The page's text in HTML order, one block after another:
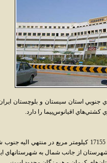
جنوبي استان سيستان و بلوچستان
کشتي‌هاي اقيانوس‌پيما را دارد.
شهرستان چابهار با مساحتي حدود 17155 کيلومتر
از جانب شمال به شهرستانهاي